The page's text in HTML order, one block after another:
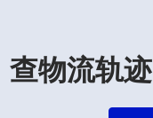
查物流轨